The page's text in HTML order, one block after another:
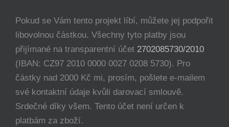
Pokud se Vám tento projekt líbí, můžete jej podpořit
libovolnou částkou. Všechny tyto platby jsou
přijímané na transparentní účet 2702085730/2010
(IBAN: CZ97 2010 0000 0027 0208 5730). Pro
částky nad 2000 Kč mi, prosím, pošlete e-mailem
své kontaktní údaje kvůli darovací smlouvě.
Srdečné díky všem. Tento účet není určen k
platbám za zboží.